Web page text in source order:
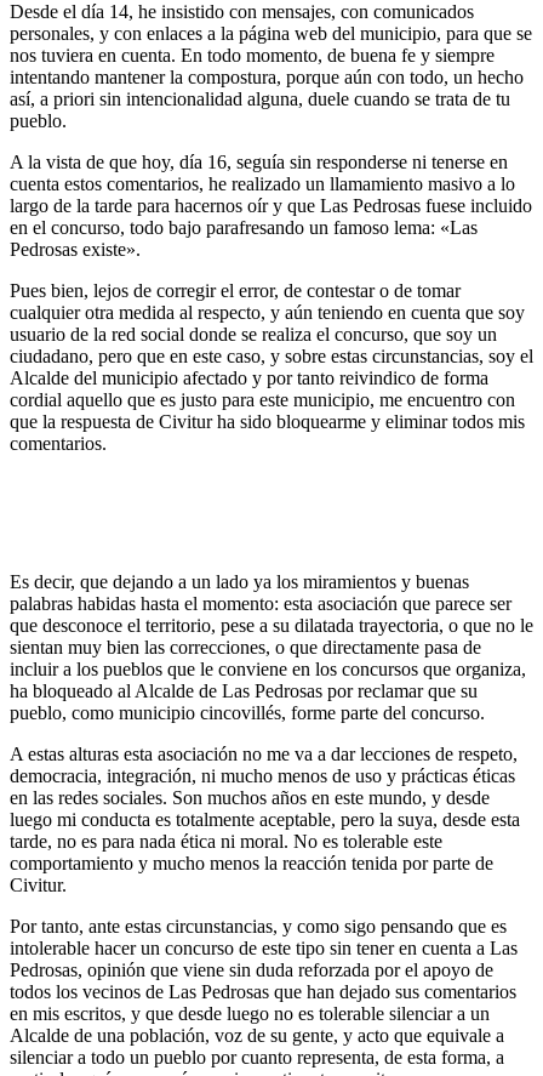
Desde el día 14, he insistido con mensajes, con comunicados
personales, y con enlaces a la página web del municipio, para que se
nos tuviera en cuenta. En todo momento, de buena fe y siempre
intentando mantener la compostura, porque aún con todo, un hecho
así, a priori sin intencionalidad alguna, duele cuando se trata de tu
pueblo.
A la vista de que hoy, día 16, seguía sin responderse ni tenerse en
cuenta estos comentarios, he realizado un llamamiento masivo a lo
largo de la tarde para hacernos oír y que Las Pedrosas fuese incluido
en el concurso, todo bajo parafresando un famoso lema: «Las
Pedrosas existe».
Pues bien, lejos de corregir el error, de contestar o de tomar
cualquier otra medida al respecto, y aún teniendo en cuenta que soy
usuario de la red social donde se realiza el concurso, que soy un
ciudadano, pero que en este caso, y sobre estas circunstancias, soy el
Alcalde del municipio afectado y por tanto reivindico de forma
cordial aquello que es justo para este municipio, me encuentro con
que la respuesta de Civitur ha sido bloquearme y eliminar todos mis
comentarios.
Es decir, que dejando a un lado ya los miramientos y buenas
palabras habidas hasta el momento: esta asociación que parece ser
que desconoce el territorio, pese a su dilatada trayectoria, o que no le
sientan muy bien las correcciones, o que directamente pasa de
incluir a los pueblos que le conviene en los concursos que organiza,
ha bloqueado al Alcalde de Las Pedrosas por reclamar que su
pueblo, como municipio cincovillés, forme parte del concurso.
A estas alturas esta asociación no me va a dar lecciones de respeto,
democracia, integración, ni mucho menos de uso y prácticas éticas
en las redes sociales. Son muchos años en este mundo, y desde
luego mi conducta es totalmente aceptable, pero la suya, desde esta
tarde, no es para nada ética ni moral. No es tolerable este
comportamiento y mucho menos la reacción tenida por parte de
Civitur.
Por tanto, ante estas circunstancias, y como sigo pensando que es
intolerable hacer un concurso de este tipo sin tener en cuenta a Las
Pedrosas, opinión que viene sin duda reforzada por el apoyo de
todos los vecinos de Las Pedrosas que han dejado sus comentarios
en mis escritos, y que desde luego no es tolerable silenciar a un
Alcalde de una población, voz de su gente, y acto que equivale a
silenciar a todo un pueblo por cuanto representa, de esta forma, a